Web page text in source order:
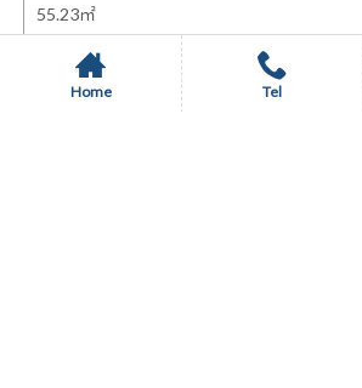
55.23㎡
セットバック面積
Home Tel